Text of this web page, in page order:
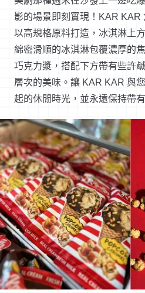
影的場景即刻實現！KAR KAR
以高規格原料打造，冰淇淋上
綿密滑順的冰淇淋包覆濃厚的
巧克力漿，搭配下方帶有些許
層次的美味。讓 KAR KAR 與
起的休閒時光，並永遠保持帶